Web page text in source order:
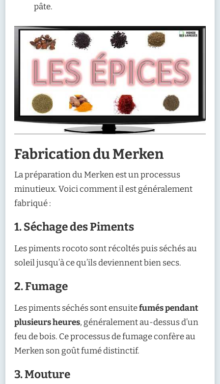
pâte.
Fabrication du Merken
La préparation du Merken est un processus
minutieux. Voici comment il est généralement
fabriqué :
1. Séchage des Piments
Les piments rocoto sont récoltés puis séchés au
soleil jusqu’à ce qu’ils deviennent bien secs.
2. Fumage
Les piments séchés sont ensuitefumés pendant
plusieurs heures, généralement au-dessus d’un
feu de bois. Ce processus de fumage confère au
Merken son goût fumé distinctif.
3. Mouture